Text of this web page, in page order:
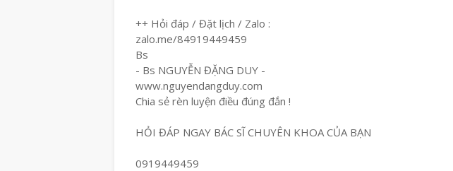
++ Hỏi đáp / Đặt lịch / Zalo :
zalo.me/84919449459
Bs
- Bs NGUYỄN ĐẶNG DUY -
www.nguyendangduy.com
Chia sẻ rèn luyện điều đúng đắn !
HỎI ĐÁP NGAY BÁC SĨ CHUYÊN KHOA CỦA BẠN
0919449459